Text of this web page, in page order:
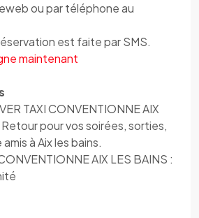
ou par téléphone au
est faite par SMS.
maintenant
TAXI CONVENTIONNE AIX
Retour pour vos soirées, sorties,
à Aix les bains.
AIX LES BAINS :